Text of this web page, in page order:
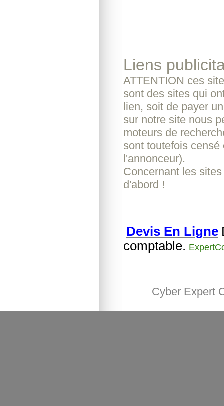
Liens
ATTENTION ces
sont des sites qui
lien, soit de payer
sur notre site nous
moteurs de
sont toutefois
l'annonceur).
Concernant les
d'abord !
Devis En Ligne
comptable.
Cyber Expert